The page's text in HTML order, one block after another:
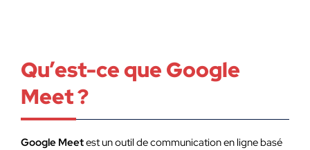
Qu’est-ce que Google
Meet ?
Google Meetest un outil de communication en ligne basé